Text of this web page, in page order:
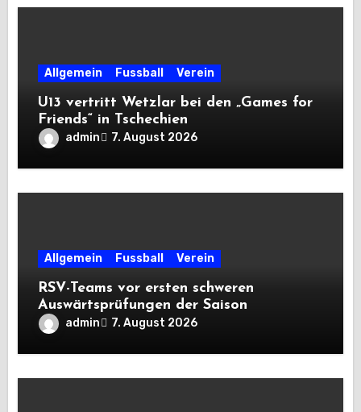
Allgemein Fussball Verein
U13 vertritt Wetzlar bei den „Games for
Friends“ in Tschechien
admin 7. August 2026
Allgemein Fussball Verein
RSV-Teams vor ersten schweren
Auswärtsprüfungen der Saison
admin 7. August 2026